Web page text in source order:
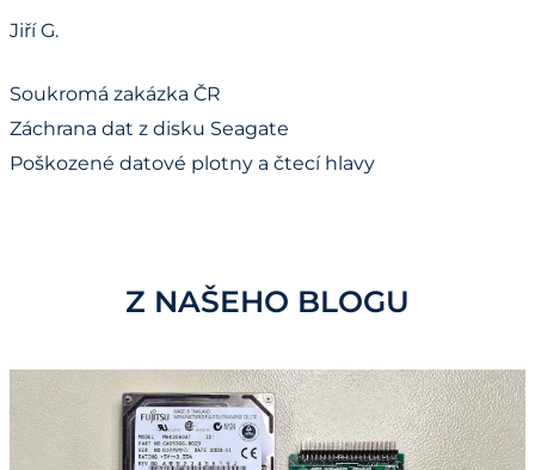
Jiří G.
Soukromá zakázka ČR
Záchrana dat z disku Seagate
Poškozené datové plotny a čtecí hlavy
Z NAŠEHO BLOGU